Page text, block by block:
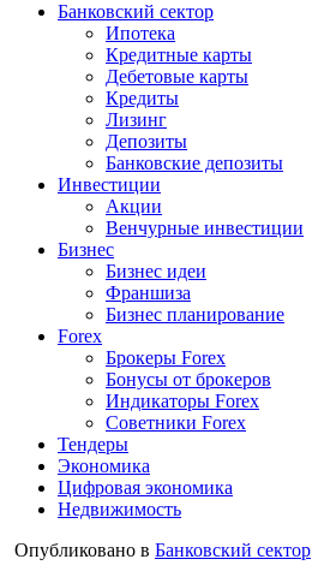
Банковский сектор
Ипотека
Кредитные карты
Дебетовые карты
Кредиты
Лизинг
Депозиты
Банковские депозиты
Инвестиции
Акции
Венчурные инвестиции
Бизнес
Бизнес идеи
Франшиза
Бизнес планирование
Forex
Брокеры Forex
Бонусы от брокеров
Индикаторы Forex
Советники Forex
Тендеры
Экономика
Цифровая экономика
Недвижимость
Опубликовано в Банковский сектор